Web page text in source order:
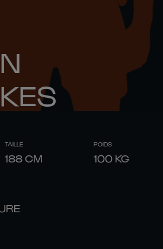
TAILLE
188CM
POIDS
100 KG